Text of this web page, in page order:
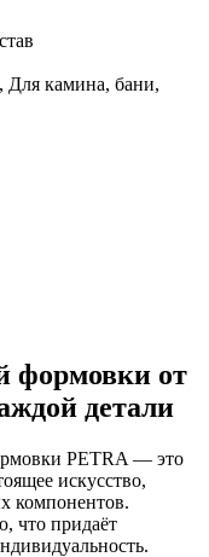
Для камина, бани,
формовки от
детали
PETRA — это
искусство,
компонентов.
что придаёт